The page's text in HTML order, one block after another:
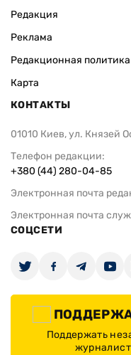
Редакция
Реклама
Редакционная политика
Карта
КОНТАКТЫ
01010 Киев, ул. Князей
Телефон редакции:
+380 (44) 280-04-85
Электронная почта
Электронная почта
СОЦСЕТИ
Поддержать